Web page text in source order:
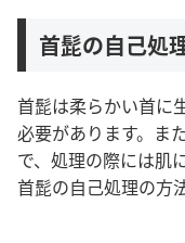
首髭の自己処
首髭は柔らかい首に
必要があります。ま
で、処理の際には肌
首髭の自己処理の方